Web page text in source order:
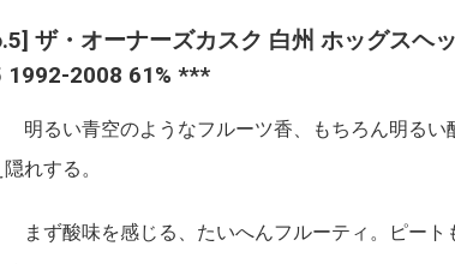
ザ・オーナーズカスク 白州 ホッグスヘ
1992-2008 61% ***
明るい青空のようなフルーツ香、もちろん明る
れする。
ず酸味を感じる、たいへんフルーティ。ピート